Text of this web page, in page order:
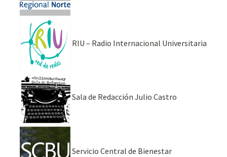
RIU – Radio Internacional Universitaria
Sala de Redacción Julio Castro
Servicio Central de Bienestar